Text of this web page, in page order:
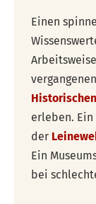
Einen
erleben.
der
Ein
bei